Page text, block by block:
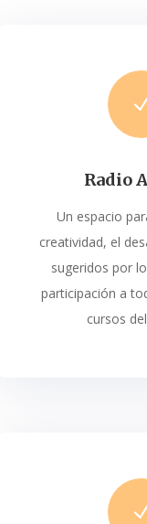
Radio
Un espacio
creatividad, el
sugeridos por
participación a
cursos